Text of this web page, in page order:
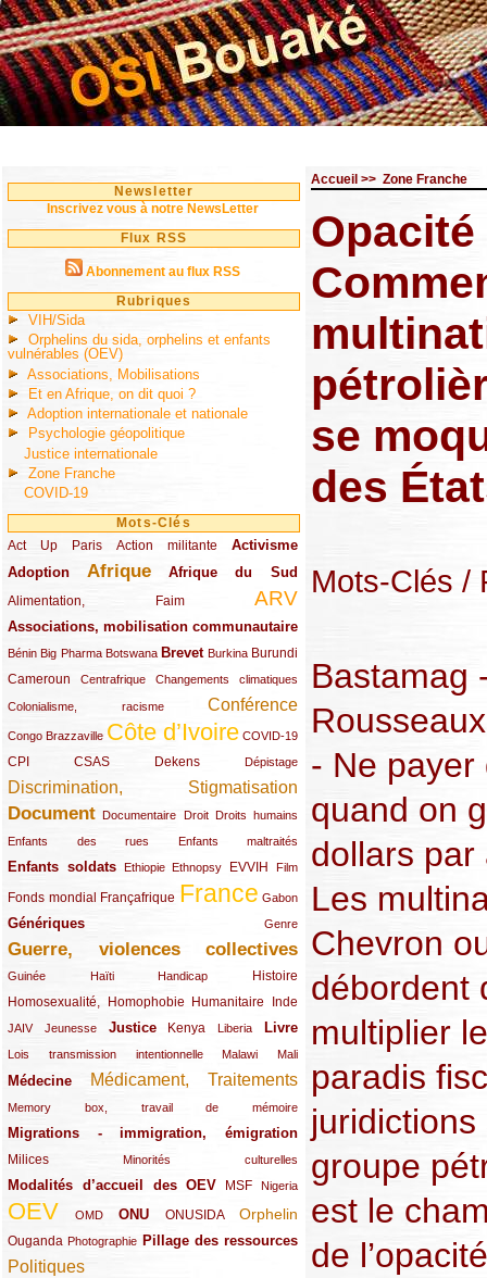
Newsletter
Inscrivez vous à notre NewsLetter
Flux RSS
Abonnement au flux RSS
Rubriques
VIH/Sida
Orphelins du sida, orphelins et enfants
vulnérables (OEV)
Associations, Mobilisations
Et en Afrique, on dit quoi ?
Adoption internationale et nationale
Psychologie géopolitique
Justice internationale
Zone Franche
COVID-19
Mots-Clés
Act Up Paris
(49/289) Action militante
(32/289) Activisme
(73/289)
Adoption
(82/289) Afrique
(161/289) Afrique du Sud
(73/289)
Alimentation, Faim
(48/289) ARV
(203/289)
Associations, mobilisation communautaire
(65/289)
Bénin
(13/289)Big Pharma
(16/289) Botswana
(9/289) Brevet
(83/289) Burkina
(18/289) Burundi
(30/289)
Cameroun
(47/289) Centrafrique
(23/289) Changements climatiques
(10/289)
Colonialisme, racisme
(19/289) Conférence
(118/289)
Congo Brazzaville
(24/289) Côte d’Ivoire
(263/289) COVID-19
(13/289)
CPI
(48/289) CSAS
(32/289) Dekens
(29/289) Dépistage
(19/289)
Discrimination, Stigmatisation
(131/289)
Document
(145/289) Documentaire
(9/289) Droit
(20/289) Droits humains
(22/289)
Enfants des rues
(21/289) Enfants maltraités
(10/289)
Enfants soldats
(68/289) Ethiopie
(12/289) Ethnopsy
(15/289) EVVIH
(55/289) Film
(22/289)
Fonds mondial
(48/289) Françafrique
(39/289) France
(289/289) Gabon
(12/289)
Génériques
(59/289) Genre
(22/289)
Guerre, violences collectives
(149/289)
Guinée
(12/289) Haïti
(15/289) Handicap
(10/289) Histoire
(49/289)
Homosexualité, Homophobie
(44/289) Humanitaire
(47/289) Inde
(34/289)
JAIV
(10/289)Jeunesse
(21/289) Justice
(65/289) Kenya
(35/289) Liberia
(25/289) Livre
(62/289)
Lois transmission intentionnelle
(24/289) Malawi
(11/289) Mali
(21/289)
Médecine
(62/289) Médicament, Traitements
(142/289)
Memory box, travail de mémoire
(11/289)
Migrations - immigration, émigration
(67/289)
Milices
(34/289) Minorités culturelles
(15/289)
Modalités d’accueil des OEV
(58/289) MSF
(54/289) Nigeria
(27/289)
OEV
(269/289) OMD
(26/289) ONU
(58/289) ONUSIDA
(44/289) Orphelin
(112/289)
Ouganda
(29/289) Photographie
(27/289) Pillage des ressources
(77/289)
Politiques
(120/289)
Accueil >> Zone Franche
se
des
Mots-Clés /
Bastamag
- Ne payer
quand on
dollars par
Les
Chevron
débordent
multiplier
paradis
groupe
est le
de